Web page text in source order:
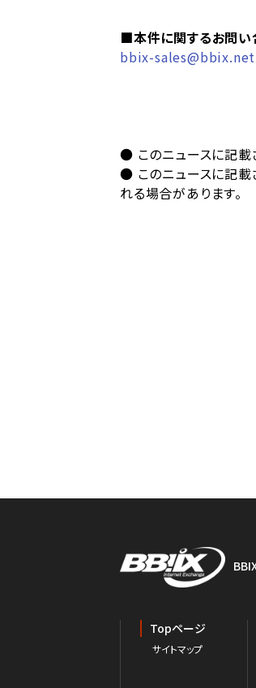
■本件に関するお問い
bbix-sales@bbix.net
● このニュースに記載
● このニュースに記載
れる場合があります。
Topページ
サイトマップ